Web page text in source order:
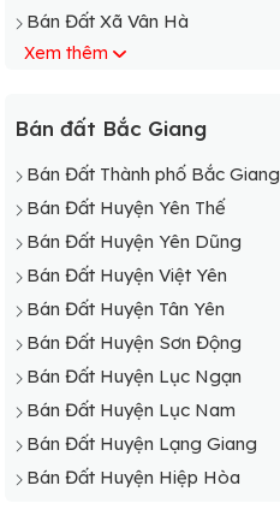
Bán Đất Xã Vân Hà
Bán Đất Xã Quang Châu
Xem thêm
Bán đất Bắc Giang
Bán Đất Thành phố Bắc Giang
Bán Đất Huyện Yên Thế
Bán Đất Huyện Yên Dũng
Bán Đất Huyện Việt Yên
Bán Đất Huyện Tân Yên
Bán Đất Huyện Sơn Động
Bán Đất Huyện Lục Ngạn
Bán Đất Huyện Lục Nam
Bán Đất Huyện Lạng Giang
Bán Đất Huyện Hiệp Hòa